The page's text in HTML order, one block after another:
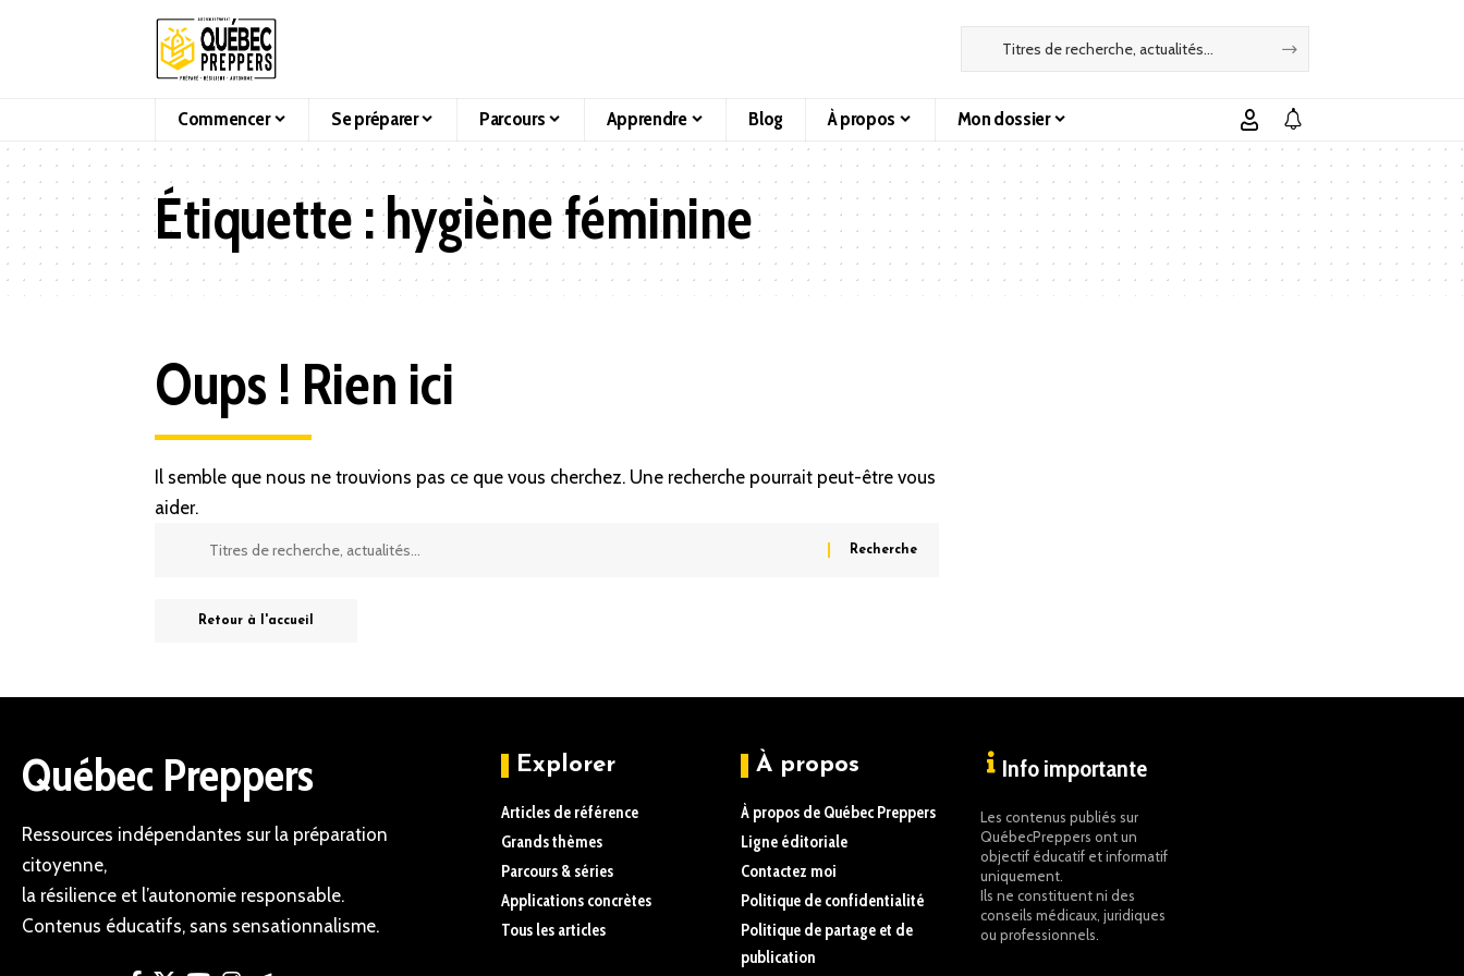
Commencer Se préparer Parcours Apprendre Blog À propos Mon dossier
Étiquette :hygiène féminine
Oups ! Rien ici
Il semble que nous ne trouvions pas ce que vous cherchez. Une recherche pourrait peut-être vous
aider.
Retour à l'accueil
Québec Preppers
Ressources indépendantes sur la préparation
citoyenne,
la résilience et l’autonomie responsable.
Contenus éducatifs, sans sensationnalisme.
Explorer
Articles de référence
Grands thèmes
Parcours & séries
Applications concrètes
Tous les articles
À propos
À propos de Québec Preppers
Ligne éditoriale
Contactez moi
Politique de confidentialité
Politique de partage et de
publication
Info importante
Les contenus publiés sur
QuébecPreppers ont un
objectif éducatif et informatif
uniquement.
Ils ne constituent ni des
conseils médicaux, juridiques
ou professionnels.